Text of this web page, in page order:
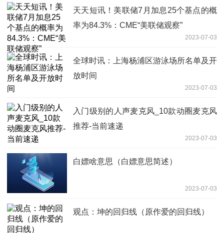
天天短讯！美联储7月加息25个基点的概
率为84.3%：CME“美联储观察”
2023-07-03
全球时讯：上海杨浦区游泳场所名单及开
放时间
2023-07-03
入门级别的人声麦克风_10款动圈麦克风
推荐-当前速递
2023-07-03
白嫖啥意思（白嫖意思简述）
2023-07-03
观点：坤的回归线（原作爱的回归线）